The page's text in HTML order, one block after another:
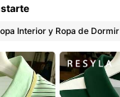
Seguidores
458K Seguidores
Seguidores
Interior y Ropa de Dormir